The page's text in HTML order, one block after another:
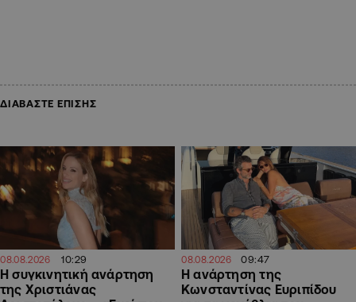
ΔΙΑΒΑΣΤΕ ΕΠΙΣΗΣ
08.08.2026 10:29
H συγκινητική ανάρτηση
της Χριστιάνας
08.08.2026 09:47
Η ανάρτηση της
Kωνσταντίνας Ευριπίδου